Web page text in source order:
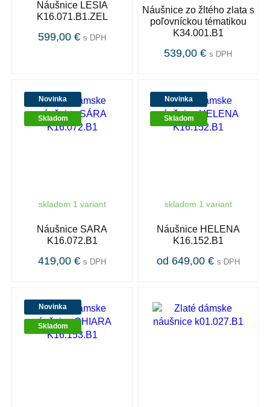
Náušnice LESIA
K16.071.B1.ZEL
599,00 € s DPH
Náušnice zo žltého zlata s
poľovníckou tématikou
K34.001.B1
539,00 € s DPH
Novinka
Skladom
skladom 1 variant
Náušnice SARA
K16.072.B1
419,00 € s DPH
Novinka
Skladom
skladom 1 variant
Náušnice HELENA
K16.152.B1
od 649,00 € s DPH
Novinka
Skladom